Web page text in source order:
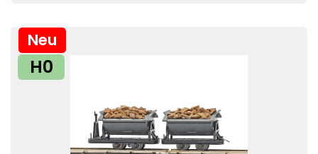
H0
Neu